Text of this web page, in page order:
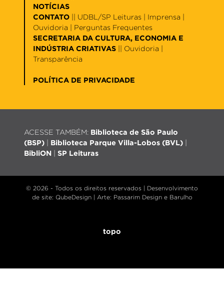
NOTÍCIAS
CONTATO
UDBL/SP Leituras Imprensa
Ouvidoria
Perguntas Frequentes
SECRETARIA DA CULTURA, ECONOMIA E
INDÚSTRIA CRIATIVAS
Ouvidoria
Transparência
POLÍTICA DE PRIVACIDADE
ACESSE TAMBÉM: Biblioteca de São Paulo
(BSP)
Biblioteca Parque Villa-Lobos (BVL)
BibliON
SP Leituras
© 2026 - Todos os direitos reservados | Desenvolvimento
de site: QubeDesign | Arte: Passarim Design e Barulho
topo